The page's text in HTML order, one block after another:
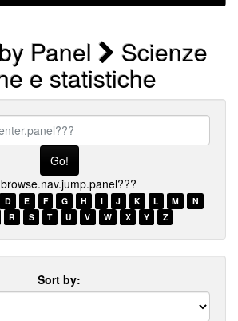
Panel Scienze
e statistiche
???
browse.nav.enter.panel???
D E F G H I J K L M
N
R S T U V W X Y Z
Sort by: